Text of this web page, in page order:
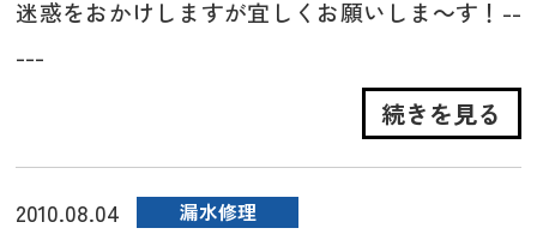
迷惑をおかけしますが宜しくお願いしま～す！--
---
続きを見る
2010.08.04 漏水修理